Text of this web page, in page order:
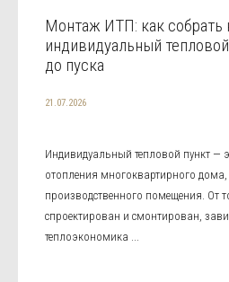
Монтаж ИТП: как
индивидуальный
до пуска
21.07.2026
Индивидуальный тепловой пункт —
отопления многоквартирного
производственного помещения. От
спроектирован и смонтирован,
теплоэкономика ...